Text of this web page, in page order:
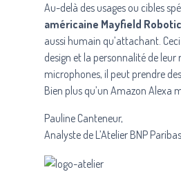
Au-delà des usages ou cibles
américaine Mayfield
aussi humain qu’attachant.
design et la personnalité de
microphones, il peut prendre
Bien plus qu’un Amazon Alexa
Pauline Canteneur,
Analyste de L’Atelier BNP